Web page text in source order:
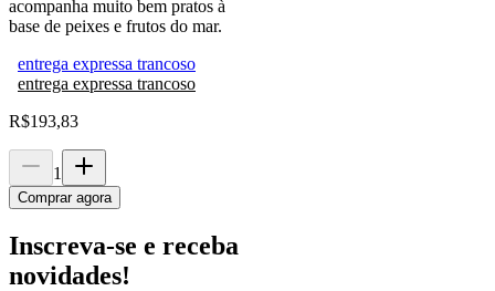
acompanha muito bem pratos à
base de peixes e frutos do mar.
entrega expressa trancoso
entrega expressa trancoso
R$193,83
1
Comprar agora
Inscreva-se e receba
novidades!